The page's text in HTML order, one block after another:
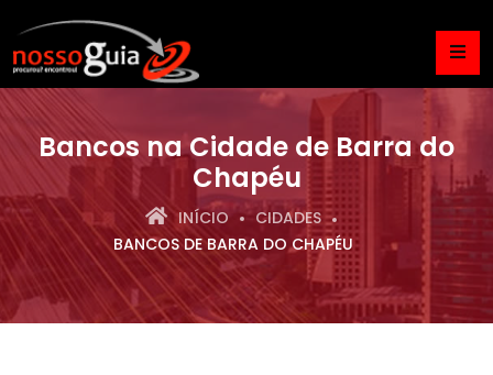
Bancos na Cidade de Barra do
Chapéu
INÍCIO
CIDADES
BANCOS DE BARRA DO CHAPÉU